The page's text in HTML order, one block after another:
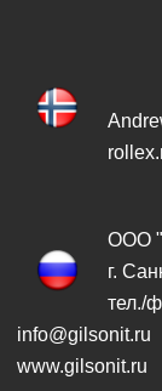
ООО
г.
тел./
info@gilsonit.ru
www.gilsonit.ru